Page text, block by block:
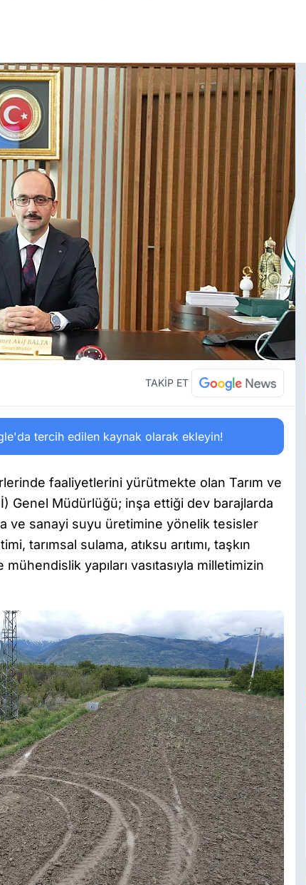
TAKİP ET
tercih edilen kaynak olarak ekleyin!
faaliyetlerini yürütmekte olan Tarım ve
Genel Müdürlüğü; inşa ettiği dev barajlarda
ve sanayi suyu üretimine yönelik tesisler
tarımsal sulama, atıksu arıtımı, taşkın
yapıları vasıtasıyla milletimizin